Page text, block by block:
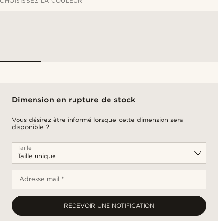
Dimension en rupture de stock
Vous désirez être informé lorsque cette dimension sera
disponible ?
Taille
Adresse mail *
RECEVOIR UNE NOTIFICATION